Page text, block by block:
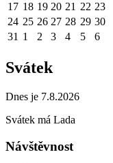
17 18 19 20 21 22 23
24 25 26 27 28 29 30
31 1 2 3 4 5 6
Svátek
Dnes je 7.8.2026
Svátek má Lada
Návštěvnost